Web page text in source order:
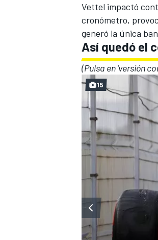
Vettel impactó
cronómetro,
generó la única
Así quedó el
(Pulsa en 'versión
15